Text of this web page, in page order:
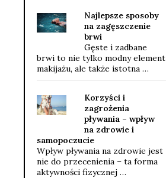
Najlepsze sposoby
na zagęszczenie
brwi
Gęste i zadbane
brwi to nie tylko modny element
makijażu, ale także istotna …
Korzyści i
zagrożenia
pływania – wpływ
na zdrowie i
samopoczucie
Wpływ pływania na zdrowie jest
nie do przecenienia – ta forma
aktywności fizycznej …